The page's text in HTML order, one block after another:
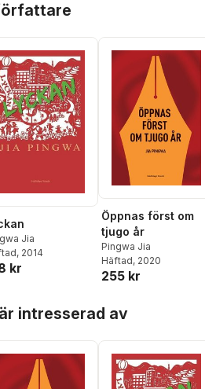
Jia
, 2014
kr
Öppnas först om
tjugo år
Pingwa Jia
Häftad, 2020
255 kr
intresserad av